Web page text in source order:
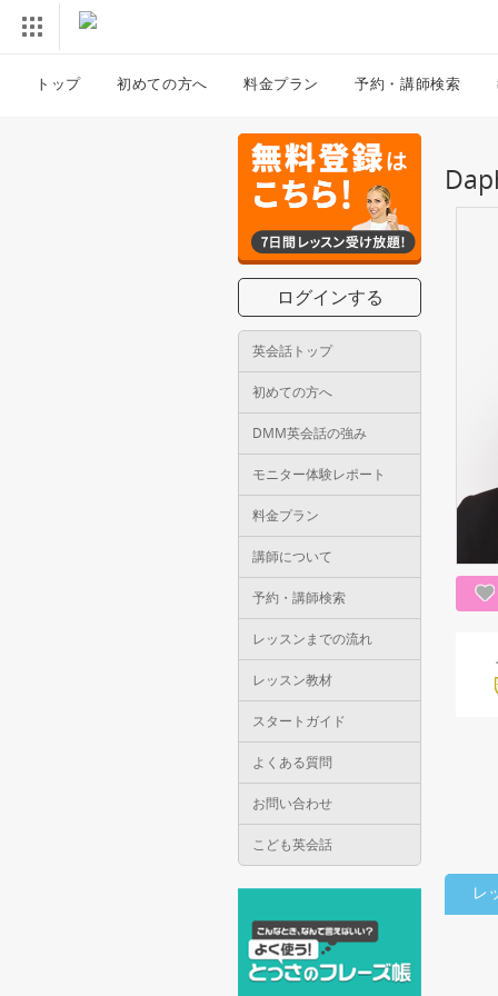
トップ 初めての方へ 料金プラン 予約・講師検索
ログインする
英会話トップ
初めての方へ
DMM英会話の強み
モニター体験レポート
料金プラン
講師について
予約・講師検索
レッスンまでの流れ
レッスン教材
スタートガイド
よくある質問
お問い合わせ
こども英会話
レ